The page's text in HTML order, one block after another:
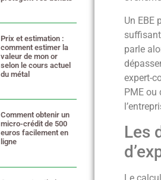
Prix et estimation :
comment estimer la
valeur de mon or
selon le cours actuel
du métal
Comment obtenir un
micro-crédit de 500
euros facilement en
ligne
Un EBE
parle
expert-
PME ou
Les